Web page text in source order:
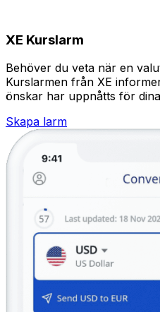
XE Kurslarm
Behöver du veta när en
Kurslarmen från XE
önskar har uppnåtts för
Skapa larm